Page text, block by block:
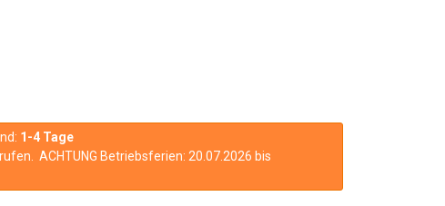
1-4 Tage
ACHTUNG Betriebsferien: 20.07.2026 bis